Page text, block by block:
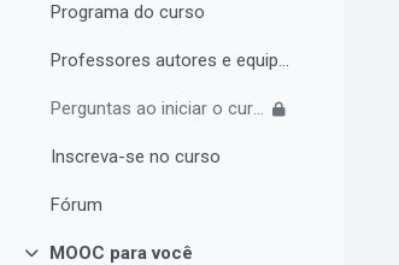
Programa do curso
Professores autores e equipe multidisciplinar
Perguntas ao iniciar o curso
Inscreva-se no curso
Fórum
MOOC para você